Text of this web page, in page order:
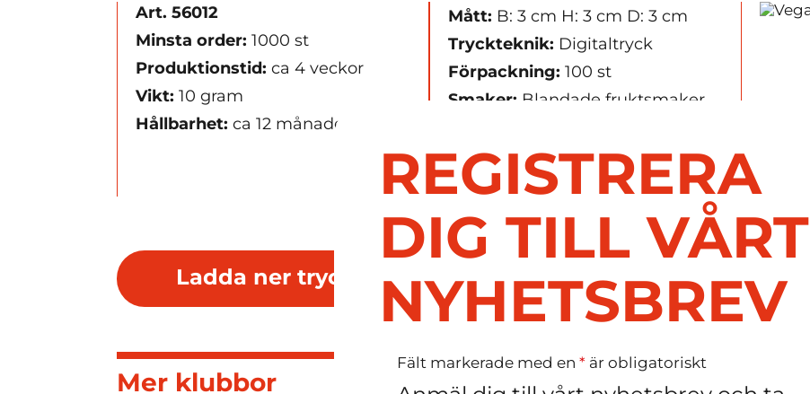
Art. 56012
Minsta order: 1000 st
Produktionstid: ca 4 veckor
Vikt: 10 gram
Hållbarhet: ca 12 månader
Mått: B: 3 cm H: 3 cm D: 3 cm
Tryckteknik: Digitaltryck
Förpackning: 100 st
Smaker: Blandade fruktsmaker
björnbär/svartvinbär,
körsbär/hallon)
Ladda ner tryckmall
Mer klubbor
REGISTRERA
DIG TILL VÅRT
NYHETSBREV
Fält markerade med en * är obligatoriskt